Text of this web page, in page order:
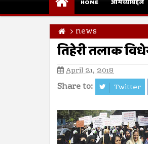
HOME आमच्याबद्दल
news
तिहेरी तलाक
April 21, 2018
Share to: Twitter